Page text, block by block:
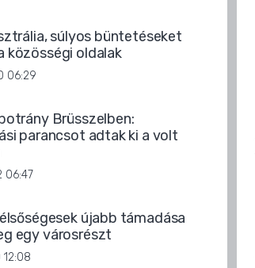
súlyos büntetéseket
közösségi oldalak
06:29
Brüsszelben:
parancsot adtak ki a volt
06:47
újabb támadása
egy városrészt